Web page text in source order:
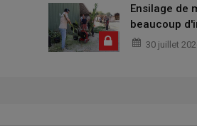
Ensilage de
beaucoup
30 juillet